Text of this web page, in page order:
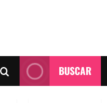
BUSCAR